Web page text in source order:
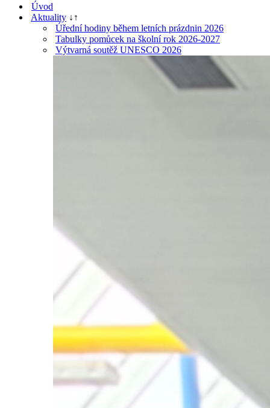
Úvod
Aktuality ↓ ↑
Úřední hodiny během letních prázdnin 2026
Tabulky pomůcek na školní rok 2026-2027
Výtvarná soutěž UNESCO 2026